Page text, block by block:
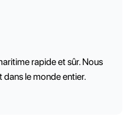
rapide et sûr. Nous
le monde entier.